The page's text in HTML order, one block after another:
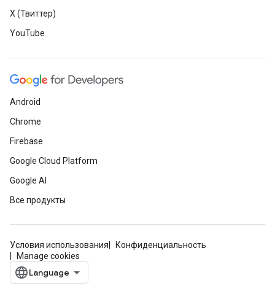
X (Твиттер)
YouTube
Android
Chrome
Firebase
Google Cloud Platform
Google AI
Все продукты
Условия использования
Конфиденциальность
Manage cookies